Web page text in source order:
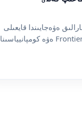
ەۋەجايىندا قايعىلى
وقيعا بولدى. Frontier Airlines ەۋە كومپانيياسىنا